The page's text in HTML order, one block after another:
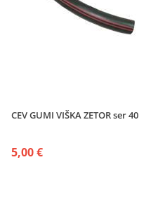
CEV GUMI VIŠKA ZETOR ser 40
5,00 €